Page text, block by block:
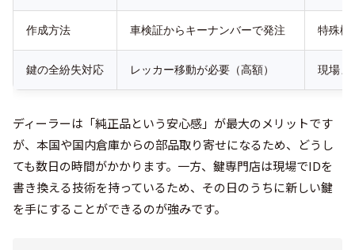
作成方法 車検証からキーナンバーで発注 特殊機
鍵の全紛失対応 レッカー移動が必要（高額） 現場ま
ディーラーは「純正品という安心感」が最大のメリットです
が、本国や国内倉庫からの部品取り寄せになるため、どうし
ても数日の時間がかかります。一方、鍵専門店は現場でIDを
書き換える技術を持っているため、その日のうちに新しい鍵
を手にすることができるのが強みです。